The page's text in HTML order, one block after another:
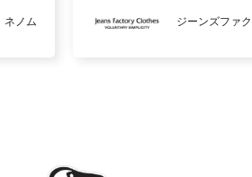
ネノム ジーンズファ